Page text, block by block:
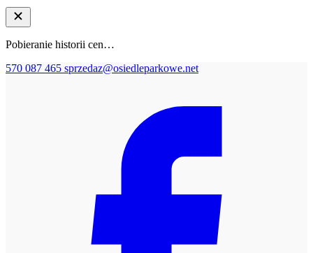
Pobieranie historii cen…
570 087 465 sprzedaz@osiedleparkowe.net